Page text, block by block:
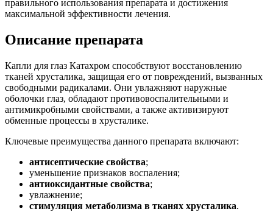
правильного использования препарата и достижения
максимальной эффективности лечения.
Описание препарата
Капли для глаз Катахром способствуют восстановлению
тканей хрусталика, защищая его от повреждений, вызванных
свободными радикалами. Они увлажняют наружные
оболочки глаз, обладают противовоспалительными и
антимикробными свойствами, а также активизируют
обменные процессы в хрусталике.
Ключевые преимущества данного препарата включают:
антисептические свойства;
уменьшение признаков воспаления;
антиоксидантные свойства;
увлажнение;
стимуляция метаболизма в тканях хрусталика.